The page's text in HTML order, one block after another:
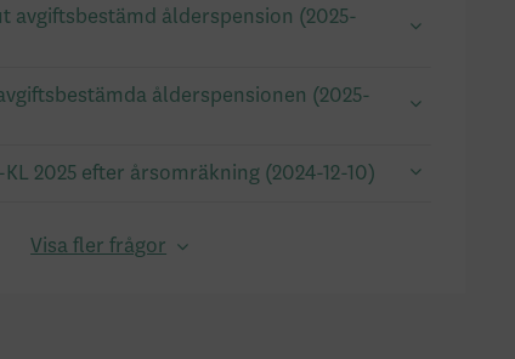
avgiftsbestämd ålderspension (2025-
ålderspensionen (2025-
2025 efter årsomräkning (2024-12-10)
Visa fler frågor